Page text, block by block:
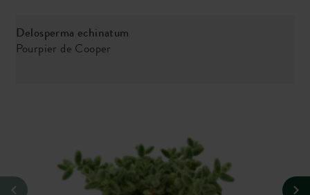
Delosperma echinatum
Pourpier de Cooper